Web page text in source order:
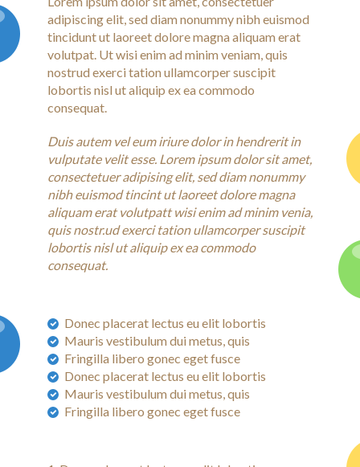
adipiscing elit, sed diam nonummy nibh euismod
tincidunt ut laoreet dolore magna aliquam erat
volutpat. Ut wisi enim ad minim veniam, quis
nostrud exerci tation ullamcorper suscipit
lobortis nisl ut aliquip ex ea commodo
consequat.
Duis autem vel eum iriure dolor in hendrerit in
vulputate velit esse. Lorem ipsum dolor sit amet,
consectetuer adipising elit, sed diam nonummy
nibh euismod tincint ut laoreet dolore magna
aliquam erat volutpatt wisi enim ad minim venia,
quis nostr.ud exerci tation ullamcorper suscipit
lobortis nisl ut aliquip ex ea commodo
consequat.
Donec placerat lectus eu elit lobortis
Mauris vestibulum dui metus, quis
Fringilla libero gonec eget fusce
Donec placerat lectus eu elit lobortis
Mauris vestibulum dui metus, quis
Fringilla libero gonec eget fusce